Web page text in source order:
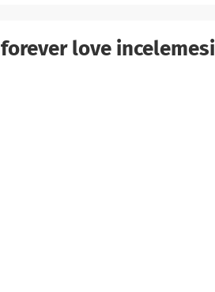
forever love incelemesi